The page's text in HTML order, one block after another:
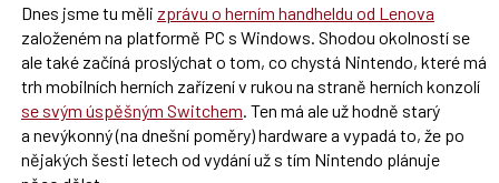
Dnes jsme tu měli zprávu o herním handheldu od Lenova
založeném na platformě PC s Windows. Shodou okolností se
ale také začíná proslýchat o tom, co chystá Nintendo, které má
trh mobilních herních zařízení v rukou na straně herních konzolí
se svým úspěšným Switchem . Ten má ale už hodně starý
a nevýkonný (na dnešní poměry) hardware a vypadá to, že po
nějakých šesti letech od vydání už s tím Nintendo plánuje